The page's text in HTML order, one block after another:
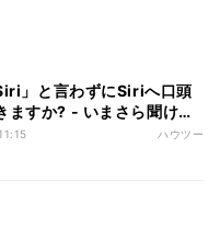
」と言わずにSiriへ口頭
ますか? - いまさら聞けな
なぜ
ハウツー